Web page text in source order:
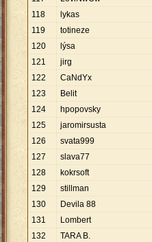
118
lykas
119
totineze
120
lýsa
121
jirg
122
CaNdYx
123
Belit
124
hpopovsky
125
jaromirsusta
126
svata999
127
slava77
128
kokrsoft
129
stillman
130
Devila 88
131
Lombert
132
TARA B.